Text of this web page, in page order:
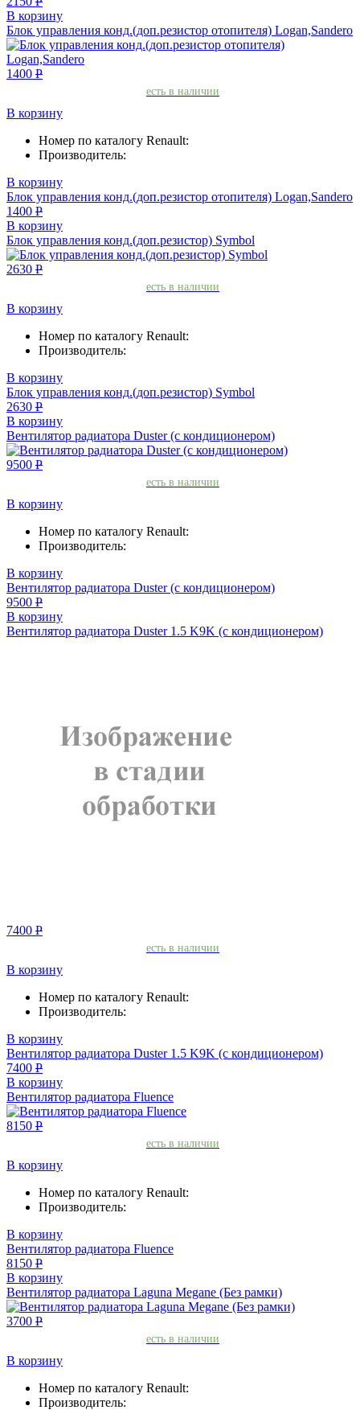
В корзину
Блок управления конд.(доп.резистор отопителя) Logan,Sandero
1400 Р
есть в наличии
В корзину
Номер по каталогу Renault:
Производитель:
В корзину
Блок управления конд.(доп.резистор отопителя) Logan,Sandero
1400 Р
В корзину
Блок управления конд.(доп.резистор) Symbol
2630 Р
есть в наличии
В корзину
Номер по каталогу Renault:
Производитель:
В корзину
Блок управления конд.(доп.резистор) Symbol
2630 Р
В корзину
Вентилятор радиатора Duster (с кондиционером)
9500 Р
есть в наличии
В корзину
Номер по каталогу Renault:
Производитель:
В корзину
Вентилятор радиатора Duster (с кондиционером)
9500 Р
В корзину
Вентилятор радиатора Duster 1.5 K9K (с кондиционером)
7400 Р
есть в наличии
В корзину
Номер по каталогу Renault:
Производитель:
В корзину
Вентилятор радиатора Duster 1.5 K9K (с кондиционером)
7400 Р
В корзину
Вентилятор радиатора Fluence
8150 Р
есть в наличии
В корзину
Номер по каталогу Renault:
Производитель:
В корзину
Вентилятор радиатора Fluence
8150 Р
В корзину
Вентилятор радиатора Laguna Megane (Без рамки)
3700 Р
есть в наличии
В корзину
Номер по каталогу Renault:
Производитель: